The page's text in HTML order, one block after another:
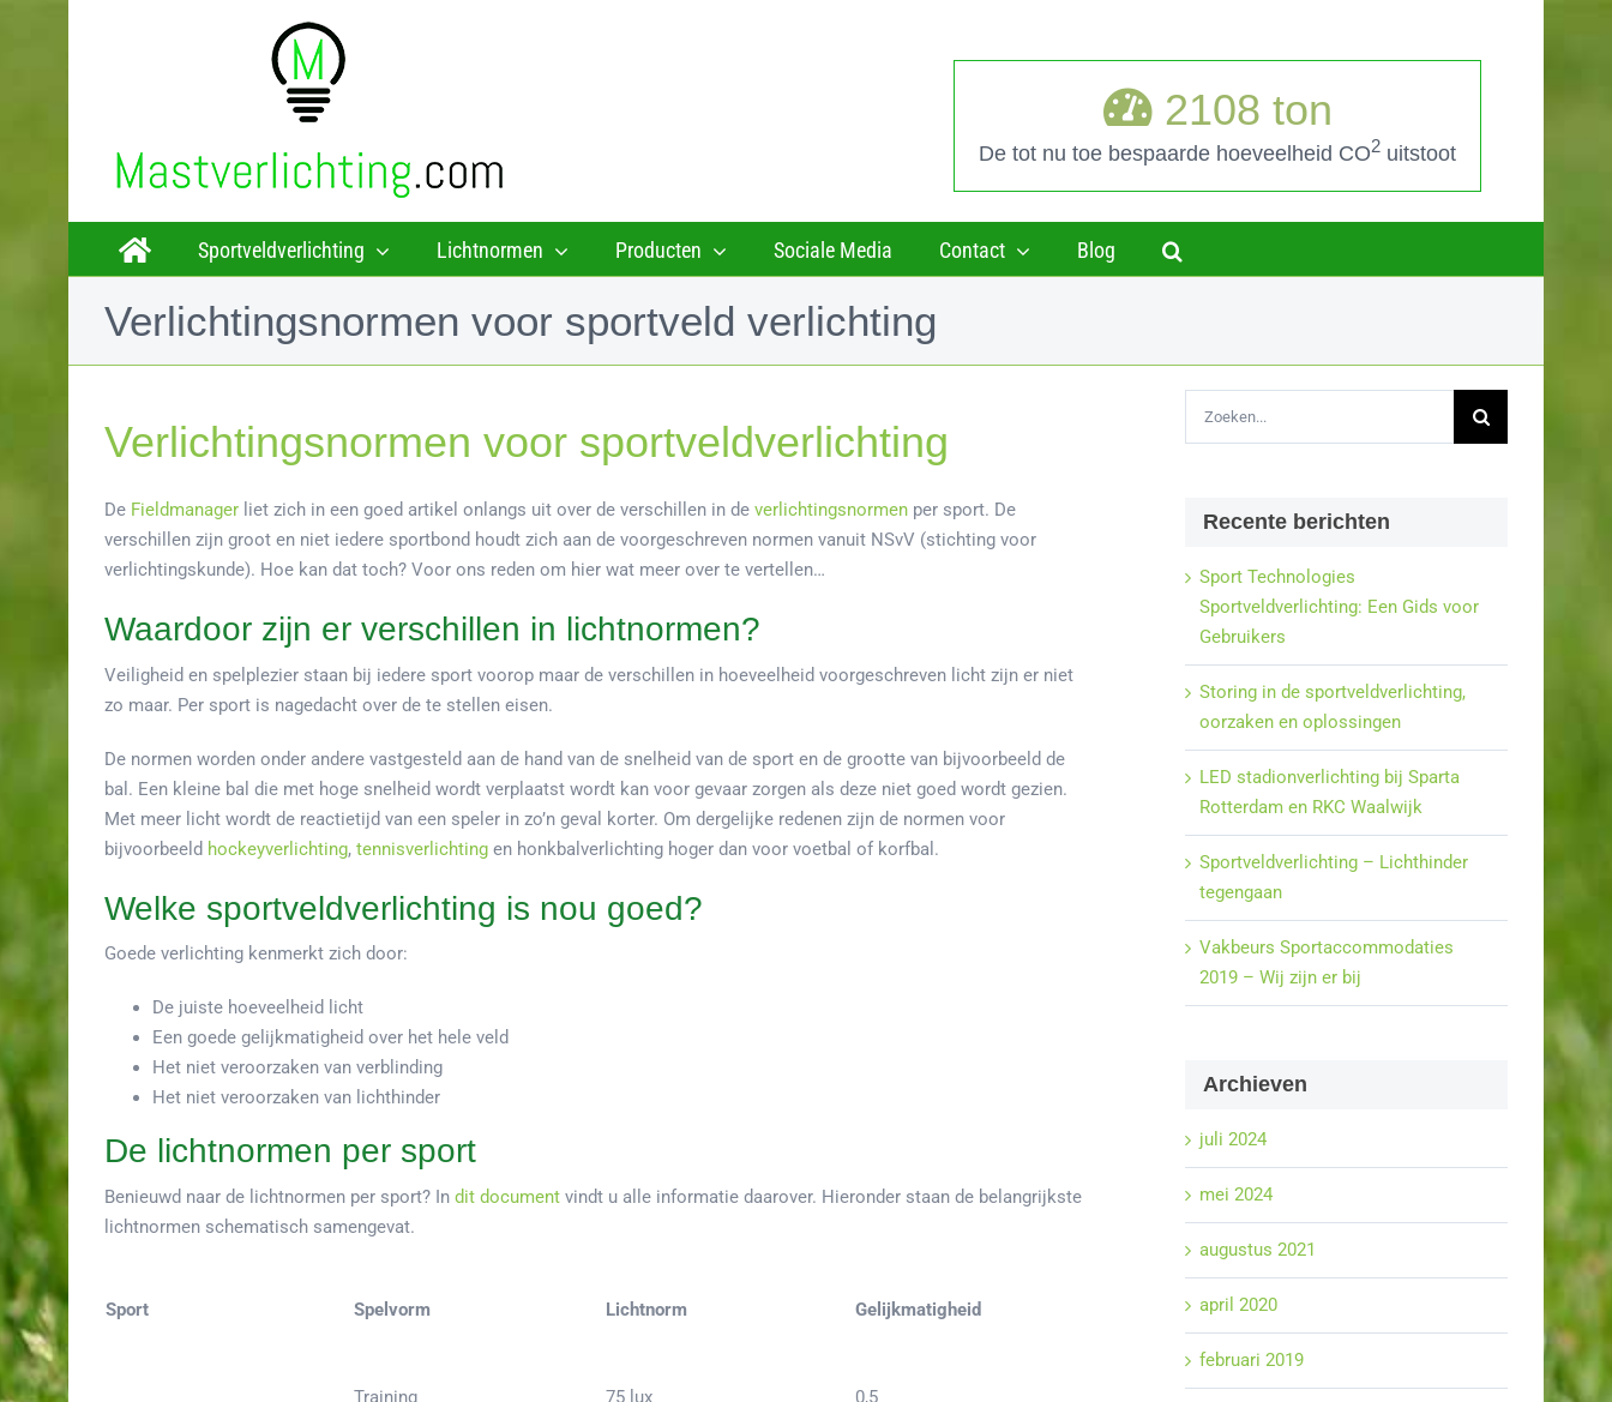
2108 ton
De tot nu toe bespaarde hoeveelheid CO2 uitstoot
Sportveldverlichting Lichtnormen Producten Sociale Media Contact Blog
Verlichtingsnormen voor sportveld verlichting
Verlichtingsnormen voor sportveldverlichting
De Fieldmanager liet zich in een goed artikel onlangs uit over de verschillen in de verlichtingsnormen per sport. De
verschillen zijn groot en niet iedere sportbond houdt zich aan de voorgeschreven normen vanuit NSvV (stichting voor
verlichtingskunde). Hoe kan dat toch? Voor ons reden om hier wat meer over te vertellen…
Waardoor zijn er verschillen in lichtnormen?
Veiligheid en spelplezier staan bij iedere sport voorop maar de verschillen in hoeveelheid voorgeschreven licht zijn er niet
zo maar. Per sport is nagedacht over de te stellen eisen.
De normen worden onder andere vastgesteld aan de hand van de snelheid van de sport en de grootte van bijvoorbeeld de
bal. Een kleine bal die met hoge snelheid wordt verplaatst wordt kan voor gevaar zorgen als deze niet goed wordt gezien.
Met meer licht wordt de reactietijd van een speler in zo’n geval korter. Om dergelijke redenen zijn de normen voor
bijvoorbeeld hockeyverlichting, tennisverlichting en honkbalverlichting hoger dan voor voetbal of korfbal.
Welke sportveldverlichting is nou goed?
Goede verlichting kenmerkt zich door:
De juiste hoeveelheid licht
Een goede gelijkmatigheid over het hele veld
Het niet veroorzaken van verblinding
Het niet veroorzaken van lichthinder
De lichtnormen per sport
Benieuwd naar de lichtnormen per sport? In dit document vindt u alle informatie daarover. Hieronder staan de belangrijkste
lichtnormen schematisch samengevat.
Sport Spelvorm Lichtnorm Gelijkmatigheid
Training
75 lux
0,5
Recente berichten
Sport Technologies
Sportveldverlichting: Een Gids voor
Gebruikers
Storing in de sportveldverlichting,
oorzaken en oplossingen
LED stadionverlichting bij Sparta
Rotterdam en RKC Waalwijk
Sportveldverlichting – Lichthinder
tegengaan
Vakbeurs Sportaccommodaties
2019 – Wij zijn er bij
Archieven
juli 2024
mei 2024
augustus 2021
april 2020
februari 2019